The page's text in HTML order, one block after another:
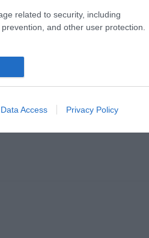
related to security, including
and other user protection.
Data Access Privacy Policy
Google Hírek oldalán!